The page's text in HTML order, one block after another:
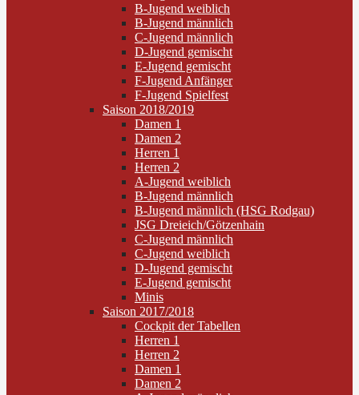
B-Jugend weiblich
B-Jugend männlich
C-Jugend männlich
D-Jugend gemischt
E-Jugend gemischt
F-Jugend Anfänger
F-Jugend Spielfest
Saison 2018/2019
Damen 1
Damen 2
Herren 1
Herren 2
A-Jugend weiblich
B-Jugend männlich
B-Jugend männlich (HSG Rodgau)
JSG Dreieich/Götzenhain
C-Jugend männlich
C-Jugend weiblich
D-Jugend gemischt
E-Jugend gemischt
Minis
Saison 2017/2018
Cockpit der Tabellen
Herren 1
Herren 2
Damen 1
Damen 2